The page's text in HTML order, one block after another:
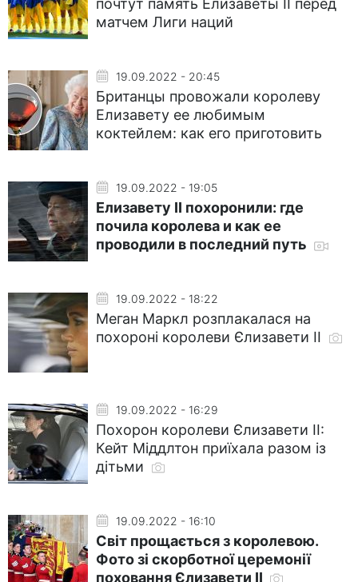
почтут память Елизаветы II перед
матчем Лиги наций
19.09.2022 - 20:45
Британцы провожали королеву
Елизавету ее любимым
коктейлем: как его приготовить
19.09.2022 - 19:05
Елизавету II похоронили: где
почила королева и как ее
проводили в последний путь
19.09.2022 - 18:22
Меган Маркл розплакалася на
похороні королеви Єлизавети II
19.09.2022 - 16:29
Похорон королеви Єлизавети II:
Кейт Міддлтон приїхала разом із
дітьми
19.09.2022 - 16:10
Світ прощається з королевою.
Фото зі скорботної церемонії
поховання Єлизавети II